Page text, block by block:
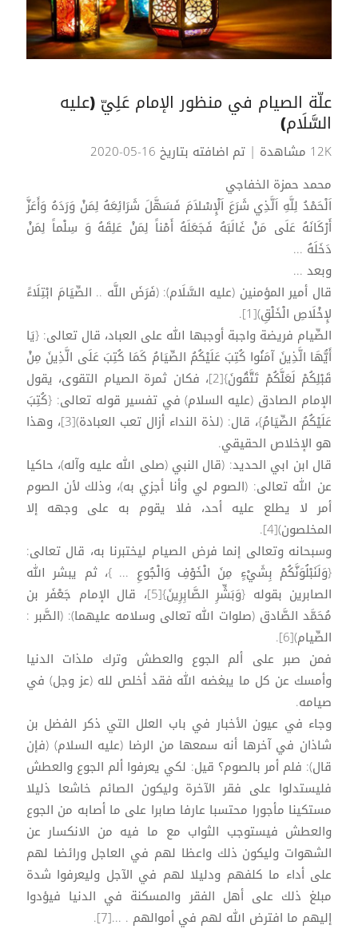
علّة الصيام في منظور الإمام عَلِيّ (عليه
السَّلَام)
12K مشاهدة
| تم اضافته بتاريخ 16-05-2020
محمد حمزة الخفاجي
اَلْحَمْدُ لِلَّهِ اَلَّذِي شَرَعَ اَلْإِسْلاَمَ فَسَهَّلَ شَرَائِعَهُ لِمَنْ وَرَدَهُ وَأَعَزَّ
أَرْكَانَهُ عَلَى مَنْ غَالَبَهُ فَجَعَلَهُ أَمْناً لِمَنْ عَلِقَهُ وَ سِلْماً لِمَنْ
دَخَلَهُ ...
وبعد ...
قال أمير المؤمنين (عليه السَّلَام): (فَرَضَ اللَّه .. الصِّيَامَ ابْتِلَاءً
لإِخْلَاصِ الْخَلْقِ)[1].
الصِّيام فريضة واجبة أوجبها الله على العباد، قال تعالى: {يَا
أَيُّهَا الَّذِينَ آمَنُوا كُتِبَ عَلَيْكُمُ الصِّيَامُ كَمَا كُتِبَ عَلَى الَّذِينَ مِنْ
قَبْلِكُمْ لَعَلَّكُمْ تَتَّقُونَ}[2]، فكان ثمرة الصيام التقوى، يقول
الإمام الصادق (عليه السلام) في تفسير قوله تعالى: {كُتِبَ
عَلَيْكُمُ الصِّيَامُ}، قال: (لذة النداء أزال تعب العبادة)[3]، وهذا
هو الإخلاص الحقيقي.
قال ابن ابي الحديد: (قال النبي (صلى الله عليه وآله)، حاكيا
عن الله تعالى: (الصوم لي وأنا أجزي به)، وذلك لأن الصوم
أمر لا يطلع عليه أحد، فلا يقوم به على وجهه إلا
المخلصون)[4].
وسبحانه وتعالى إنما فرض الصيام ليختبرنا به، قال تعالى:
{وَلَنَبْلُوَنَّكُمْ بِشَيْءٍ مِنَ الْخَوْفِ وَالْجُوعِ ... }، ثم يبشر الله
الصابرين بقوله {وَبَشِّرِ الصَّابِرِينَ}[5]، قال الإمام جَعْفَر بن
مُحَمَّد الصَّادق (صلوات الله تعالى وسلامه عليهما): (الصَّبر :
الصِّيام)[6].
فمن صبر على ألم الجوع والعطش وترك ملذات الدنيا
وأمسك عن كل ما يبغضه الله فقد أخلص لله (عز وجل) في
صيامه.
وجاء في عيون الأخبار في باب العلل التي ذكر الفضل بن
شاذان في آخرها أنه سمعها من الرضا (عليه السلام) (فإن
قال): فلم أمر بالصوم؟ قيل: لكي يعرفوا ألم الجوع والعطش
فليستدلوا على فقر الآخرة وليكون الصائم خاشعا ذليلا
مستكينا مأجورا محتسبا عارفا صابرا على ما أصابه من الجوع
والعطش فيستوجب الثواب مع ما فيه من الانكسار عن
الشهوات وليكون ذلك واعظا لهم في العاجل ورائضا لهم
على أداء ما كلفهم ودليلا لهم في الآجل وليعرفوا شدة
مبلغ ذلك على أهل الفقر والمسكنة في الدنيا فيؤدوا
إليهم ما افترض الله لهم في أموالهم . ...[7].